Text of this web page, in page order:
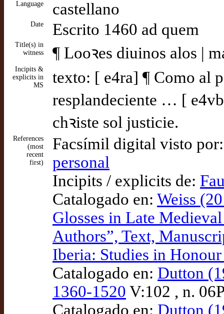
Language castellano
Date Escrito 1460 ad quem
Title(s) in
witness
¶ Looꝛes diuinos alos |
Incipits &
explicits in
MS
texto: [ e4ra] ¶ Como al
resplandeciente … [
chꝛiste sol justicie.
References
(most
recent
first)
Facsímil digital visto
personal
Incipits / explicits de:
Catalogado en: Weiss
Glosses in Late
Authors”, Text,
Iberia: Studies in
Catalogado en: Dutton
1360-1520 V:102 , n.
Catalogado en: Dutton